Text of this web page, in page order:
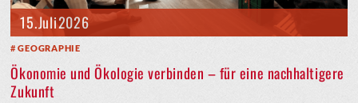
15. Juli 2026
GEOGRAPHIE
Ökonomie und Ökologie verbinden – für eine nachhaltigere
Zukunft